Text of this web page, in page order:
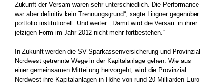
Zukunft der Versam waren sehr unterschiedlich. Die Performance
war aber definitiv kein Trennungsgrund“, sagte Lingner gegenüber
portfolio institutionell. Und weiter: „Damit wird die Versam in ihrer
jetzigen Form im Jahr 2012 nicht mehr fortbestehen.“
In Zukunft werden die SV Sparkassenversicherung und Provinzial
Nordwest getrennte Wege in der Kapitalanlage gehen. Wie aus
einer gemeinsamen Mitteilung hervorgeht, wird die Provinzial
Nordwest ihre Kapitalanlagen in Höhe von rund 20 Milliarden Euro